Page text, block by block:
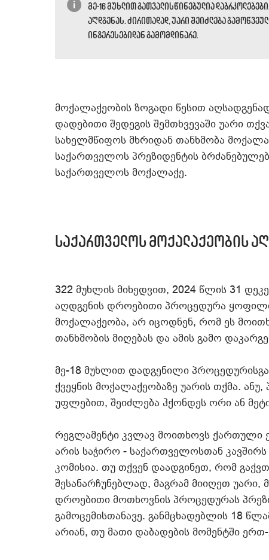
მე-16 მუხლით გათვალისწინებულია
აღდგენას. ძირითადად, უარი შეიძლება
ინტერესებიდან გამომდინარე.
მოქალაქეობის ზოგადი წესით
დადებითი შედეგის შემთხვევაში უარი
სახელმწიფოს მხრიდან თანხმობა
საქართველოს პრეზიდენტის
საქართველოს მოქალაქე.
საქართველოს მოქალაქეობის
322 მუხლის მიხედვით, 2024 წლის 31
აღდგენის დროებითი პროცედურა ყოფილი
მოქალაქეობა, არ იცოდნენ, რომ ეს
თანხმობის მიღებას და ამის გამო
მე-18 მუხლით დადგენილი
ქვეყნის მოქალაქეობაზე უარის თქმა.
უფლებით, შეიძლება ჰქონდეს ორი ან
რეგლამენტი კვლავ მოითხოვს ქართული
არის საჭირო - საქართველოსთან
კომისია. თუ თქვენ დაადგინეთ, რომ
შესანარჩუნებლად, მაგრამ მიიღეთ
დროებითი მოთხოვნის პროცედურას
გამოცემისთანავე. განმცხადებლის 18
არიან, თუ მათი დაბადების მომენტში